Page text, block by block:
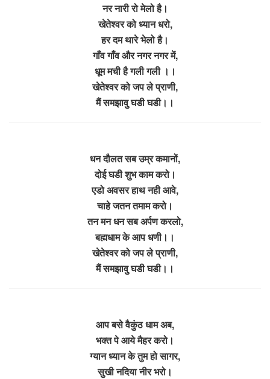
नर नारी रो मेलो है।
खेतेश्वर को ध्यान धरो,
हर दम थारे भेलो है।
गाँव गाँव और नगर नगर में,
धूम मची है गली गली ।।
खेतेश्वर को जप ले प्राणी,
मैं समझावु घडी घडी।।
धन दौलत सब उम्र कमानों,
दोई घडी शुभ काम करो।
एडो अवसर हाथ नही आवे,
चाहे जतन तमाम करो।
तन मन धन सब अर्पण करलो,
बह्मधाम के आप धणी।।
खेतेश्वर को जप ले प्राणी,
मैं समझावु घडी घडी।।
आप बसे वैकुंठ धाम अब,
भक्त पे आये मैहर करो।
ग्यान ध्यान के तुम हो सागर,
सुखी नदिया नीर भरो।